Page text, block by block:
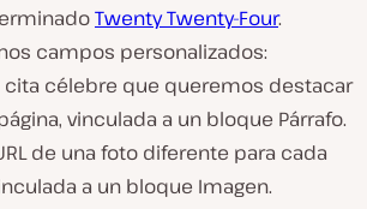
Twenty Twenty-Four.
campos personalizados:
cita célebre que queremos destacar
vinculada a un bloque Párrafo.
de una foto diferente para cada
a un bloque Imagen.